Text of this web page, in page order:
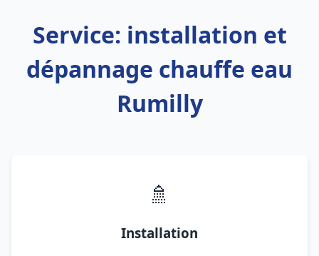
Service: installation et
dépannage chauffe eau
Rumilly
🚿
Installation